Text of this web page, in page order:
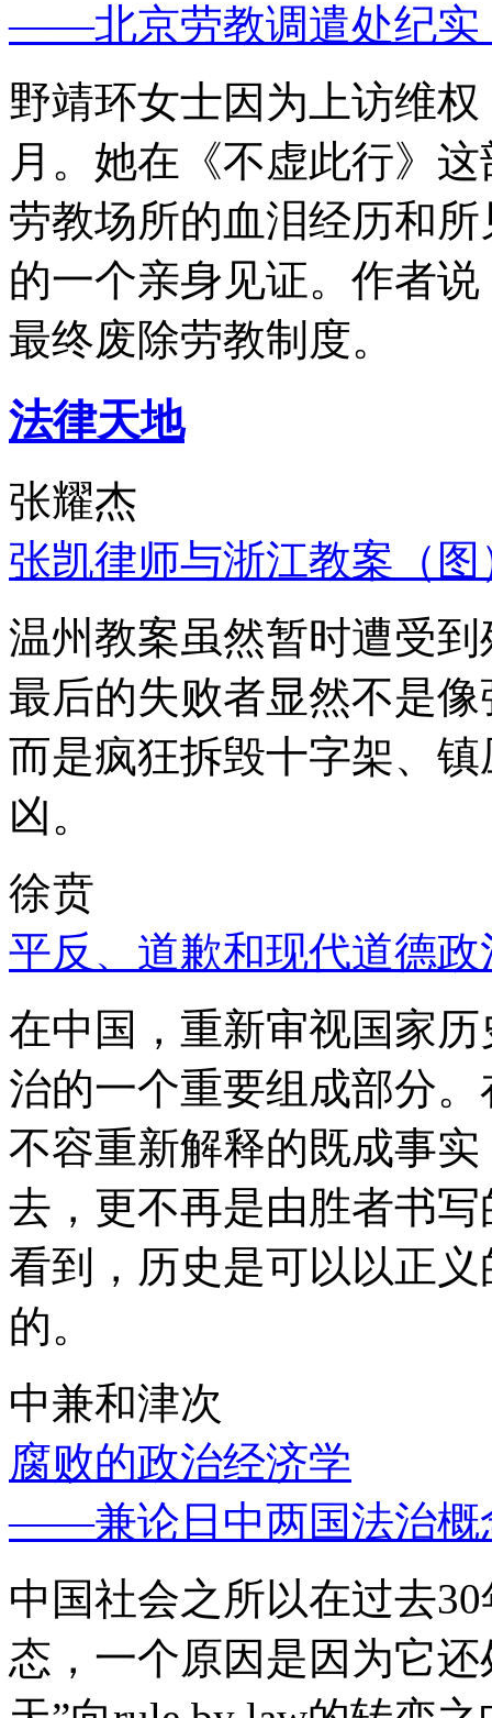
——北京劳教调遣处纪实
野靖环女士因为上访维
月。她在《不虚此行》
劳教场所的血泪经历和
的一个亲身见证。作者
最终废除劳教制度。
法律天地
张耀杰
张凯律师与浙江教案（图
温州教案虽然暂时遭受
最后的失败者显然不是
而是疯狂拆毁十字架、
凶。
徐贲
平反、道歉和现代道德政
在中国，重新审视国家
治的一个重要组成部分
不容重新解释的既成事
去，更不再是由胜者书
看到，历史是可以以正
的。
中兼和津次
腐败的政治经济学
——兼论日中两国法治概
中国社会之所以在过去
态，一个原因是因为它